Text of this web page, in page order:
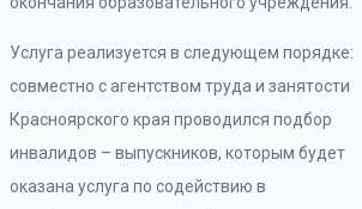
Услуга реализуется в следующем порядке:
совместно с агентством труда и занятости
Красноярского края проводился подбор
инвалидов – выпускников, которым будет
оказана услуга по содействию в